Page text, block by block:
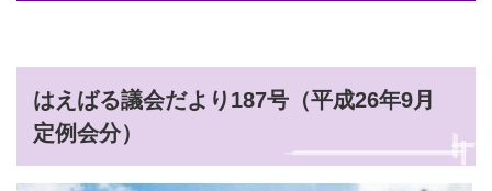
はえばる議会だより187号（平成26年9月
定例会分）